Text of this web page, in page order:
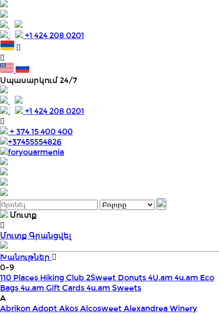
+1 424 208 0201
Սպասարկում 24/7
+1 424 208 0201
+ 374 15 400 400
+37455554826
foryouarmenia
Մուտք
ՄուտքԳրանցվել
Խանութներ
0-9
110 Places Hiking Club 2Sweet Donuts4U.am 4u.am Eco
Bags4u.am Gift Cards4u.am Sweets
A
AbrikonAdoptAkosAlcosweetAlexandrea Winery